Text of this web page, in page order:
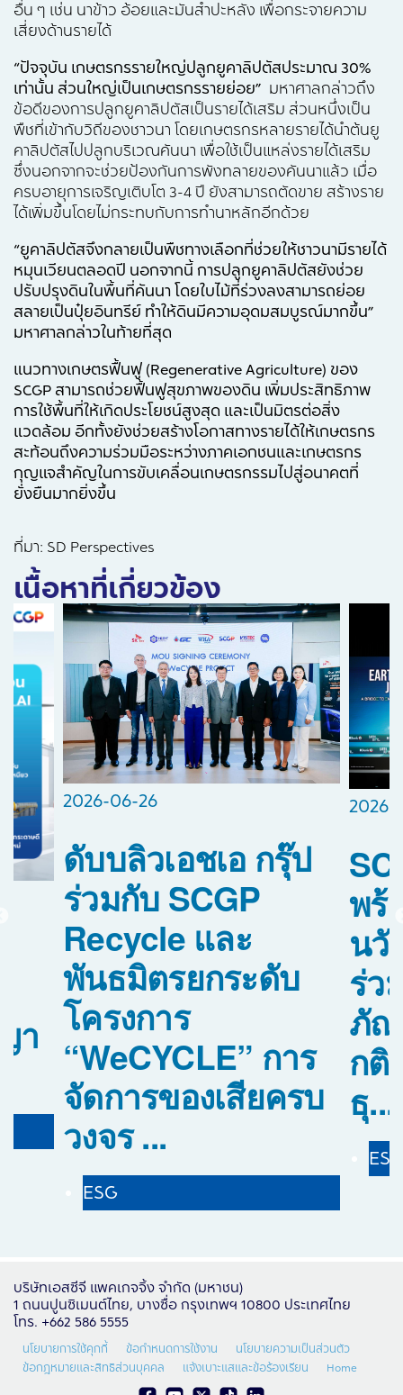
อื่น ๆ เช่น นาข้าว อ้อยและมันสำปะหลัง เพื่อกระจายความ
เสี่ยงด้านรายได้
“ปัจจุบัน เกษตรกรรายใหญ่ปลูกยูคาลิปตัสประมาณ 30%
เท่านั้น ส่วนใหญ่เป็นเกษตรกรรายย่อย” มหาศาลกล่าวถึง
ข้อดีของการปลูกยูคาลิปตัสเป็นรายได้เสริม ส่วนหนึ่งเป็น
พืชที่เข้ากับวิถีของชาวนา โดยเกษตรกรหลายรายได้นำต้นยู
คาลิปตัสไปปลูกบริเวณคันนา เพื่อใช้เป็นแหล่งรายได้เสริม
ซึ่งนอกจากจะช่วยป้องกันการพังทลายของคันนาแล้ว เมื่อ
ครบอายุการเจริญเติบโต 3-4 ปี ยังสามารถตัดขาย สร้างราย
ได้เพิ่มขึ้นโดยไม่กระทบกับการทำนาหลักอีกด้วย
“ยูคาลิปตัสจึงกลายเป็นพืชทางเลือกที่ช่วยให้ชาวนามีรายได้
หมุนเวียนตลอดปี นอกจากนี้ การปลูกยูคาลิปตัสยังช่วย
ปรับปรุงดินในพื้นที่คันนา โดยใบไม้ที่ร่วงลงสามารถย่อย
สลายเป็นปุ๋ยอินทรีย์ ทำให้ดินมีความอุดมสมบูรณ์มากขึ้น”
มหาศาลกล่าวในท้ายที่สุด
แนวทางเกษตรฟื้นฟู (Regenerative Agriculture) ของ
SCGP สามารถช่วยฟื้นฟูสุขภาพของดิน เพิ่มประสิทธิภาพ
การใช้พื้นที่ให้เกิดประโยชน์สูงสุด และเป็นมิตรต่อสิ่ง
แวดล้อม อีกทั้งยังช่วยสร้างโอกาสทางรายได้ให้เกษตรกร
สะท้อนถึงความร่วมมือระหว่างภาคเอกชนและเกษตรกร
กุญแจสำคัญในการขับเคลื่อนเกษตรกรรมไปสู่อนาคตที่
ยั่งยืนมากยิ่งขึ้น
ที่มา: SD Perspectives
เนื้อหาที่เกี่ยวข้อง
า
2026-06-26
ดับบลิวเอชเอ กรุ๊ป
ร่วมกับ SCGP
Recycle และ
พันธมิตรยกระดับ
โครงการ
“WeCYCLE” การ
จัดการของเสียครบ
วงจร ...
ESG
2026-
พร้
นวั
ร่ว
ภัณ
กติ
ธุ...
ESG
บริษัทเอสซีจี แพคเกจจิ้ง จำกัด (มหาชน)
1 ถนนปูนซิเมนต์ไทย, บางซื่อ กรุงเทพฯ 10800 ประเทศไทย
โทร. +662 586 5555
นโยบายการใช้คุกกี้ ข้อกำหนดการใช้งาน
นโยบายความเป็นส่วนตัว
ข้อกฎหมายและสิทธิส่วนบุคคล
แจ้งเบาะแสและข้อร้องเรียน Home